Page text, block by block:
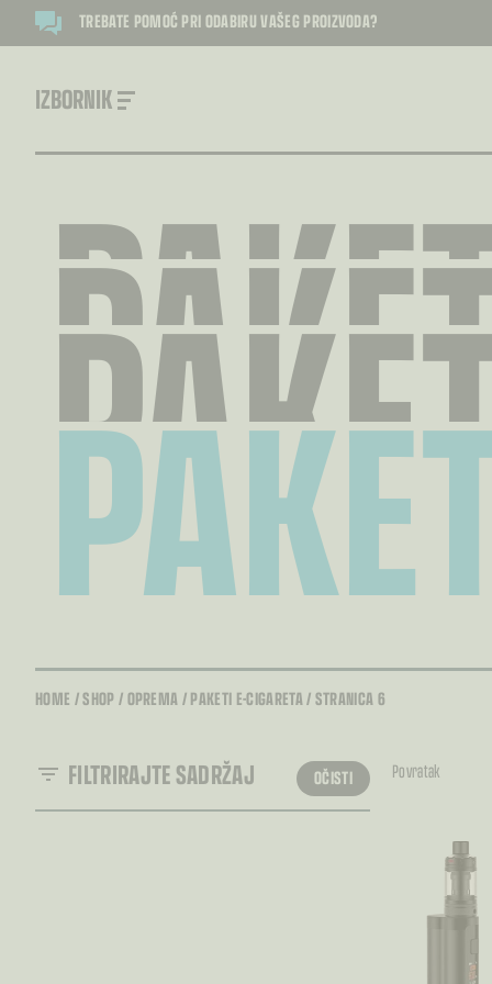
TREBATE POMOĆ PRI ODABIRU VAŠEG PROIZVODA?
IZBORNIK
HOME /SHOP /OPREMA/PAKETI E-CIGARETA/STRANICA 6
FILTRIRAJTE SADRŽAJ OČISTI Povratak